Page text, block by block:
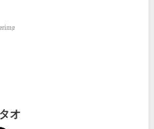
オ